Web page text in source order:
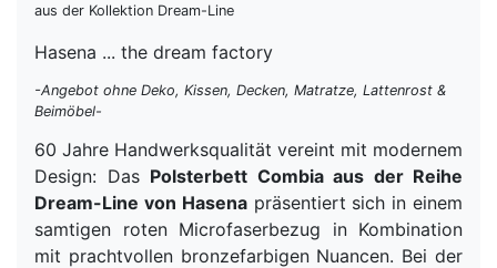
aus der Kollektion Dream-Line
Hasena ... the dream factory
-Angebot ohne Deko, Kissen, Decken, Matratze, Lattenrost &
Beimöbel-
60 Jahre Handwerksqualität vereint mit modernem
Design: Das Polsterbett Combia aus der Reihe
Dream-Line von Hasenapräsentiert sich in einem
samtigen roten Microfaserbezug in Kombination
mit prachtvollen bronzefarbigen Nuancen. Bei der